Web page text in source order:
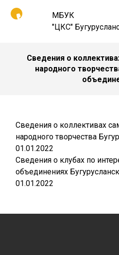
МБУК
"ЦКС"
Сведения о
народного
Сведения о коллективах
народного творчества
01.01.2022
Сведения о клубах по
объединениях
01.01.2022